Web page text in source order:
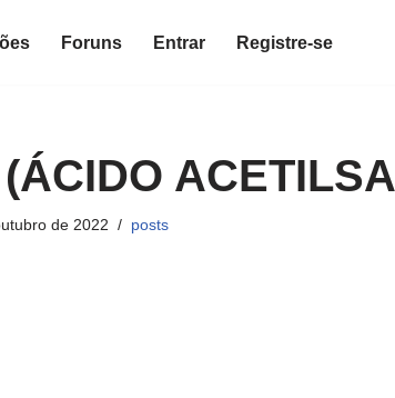
Foruns Entrar Registre-se
de 2022 posts